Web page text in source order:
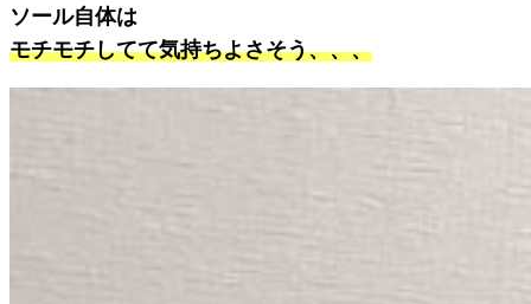
ソール自体は
モチモチしてて気持ちよさそう、、、